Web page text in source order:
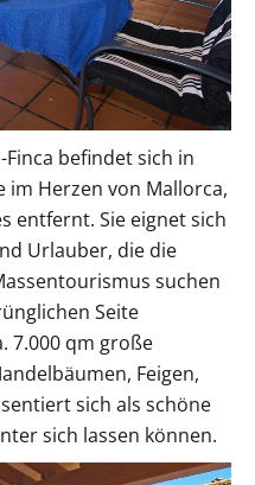
befindet sich in
im Herzen von Mallorca,
entfernt. Sie eignet sich
Urlauber, die die
suchen
Seite
7.000 qm große
Feigen,
sich als schöne
sich lassen können.